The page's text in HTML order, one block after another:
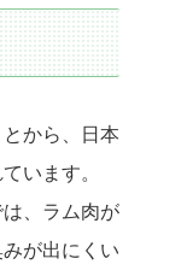
とから、日本
います。
、ラム肉が
が出にくい